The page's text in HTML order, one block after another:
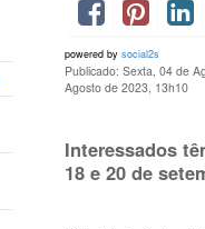
powered by social2s
Publicado: Sexta, 04 de
Agosto de 2023, 13h10
Interessados
18 e 20 de